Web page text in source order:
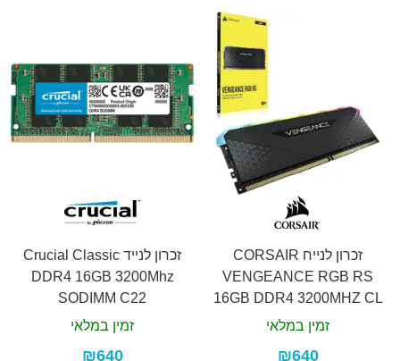
זכרון לנייח CORSAIR
VENGEANCE RGB RS
16GB DDR4 3200MHZ CL
16
זמין במלאי
₪640
זכרון לנייד Crucial Classic
DDR4 16GB 3200Mhz
SODIMM C22
זמין במלאי
₪640